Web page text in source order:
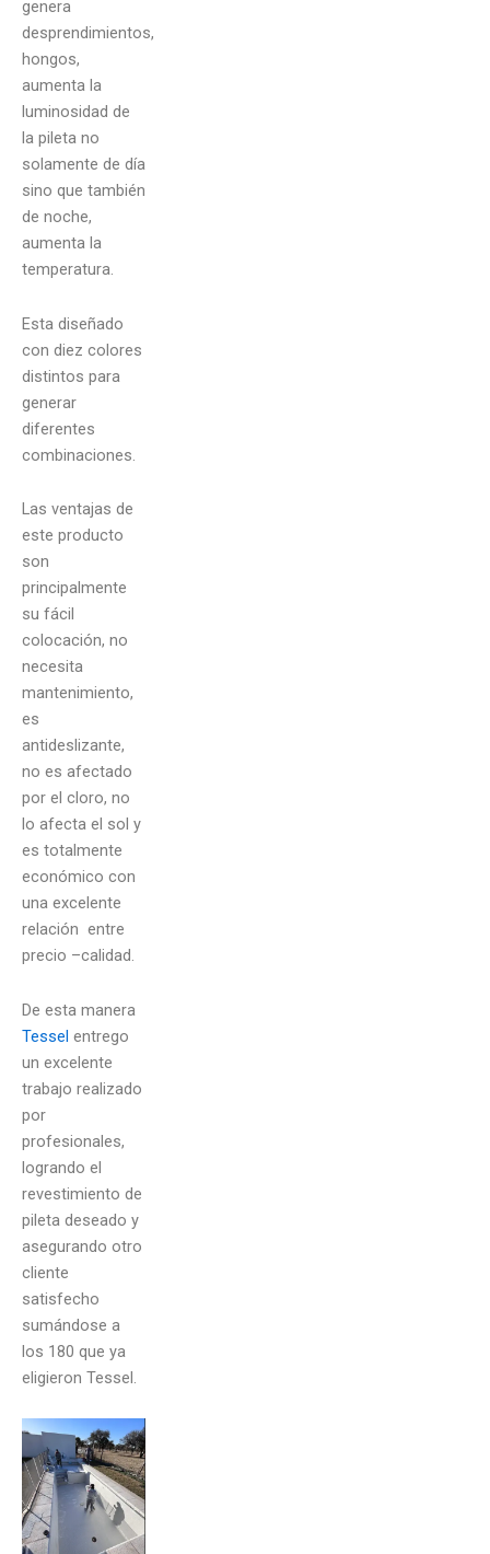
genera
desprendimientos,
hongos,
aumenta la
luminosidad de
la pileta no
solamente de día
sino que también
de noche,
aumenta la
temperatura.
Esta diseñado
con diez colores
distintos para
generar
diferentes
combinaciones.
Las ventajas de
este producto
son
principalmente
su fácil
colocación, no
necesita
mantenimiento,
es
antideslizante,
no es afectado
por el cloro, no
lo afecta el sol y
es totalmente
económico con
una excelente
relación entre
precio –calidad.
De esta manera
Tessel entrego
un excelente
trabajo realizado
por
profesionales,
logrando el
revestimiento de
pileta deseado y
asegurando otro
cliente
satisfecho
sumándose a
los 180 que ya
eligieron Tessel.